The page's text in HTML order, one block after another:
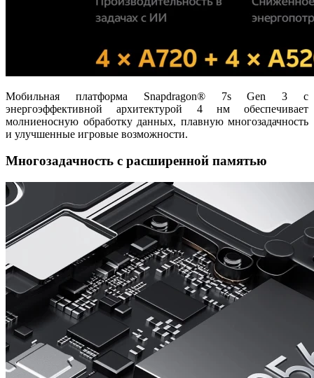
Мобильная платформа Snapdragon® 7s Gen 3 с
энергоэффективной архитектурой 4 нм обеспечивает
молниеносную обработку данных, плавную многозадачность
и улучшенные игровые возможности.
Многозадачность с расширенной памятью